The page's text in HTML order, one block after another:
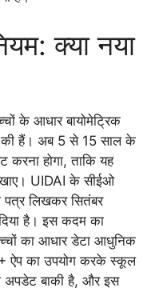
क्या नया
के आधार बायोमेट्रिक
की हैं। अब 5 से 15 साल के
होगा, ताकि यह
UIDAI के सीईओ
लिखकर सितंबर
है। इस कदम का
का आधार डेटा आधुनिक
ऐप का उपयोग करके स्कूल
अपडेट बाकी है, और इस